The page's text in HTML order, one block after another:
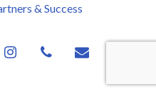
& Success
instagramphone email